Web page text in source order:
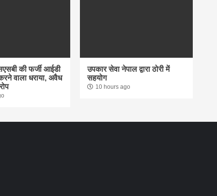
की फर्जी आईडी
वाला धराया, अवैध
उपकार सेवा नेपाल द्वारा ठोरी में
सहयोग
10 hours ago